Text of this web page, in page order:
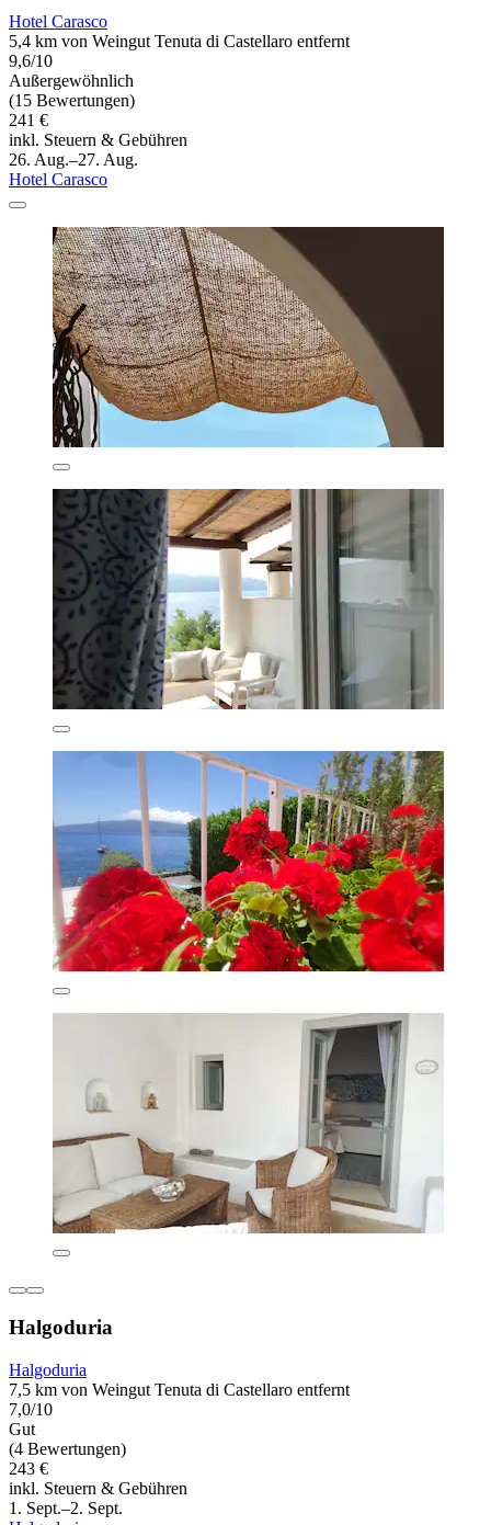
Hotel Carasco
5,4 km von Weingut Tenuta di Castellaro entfernt
9,6/10
Außergewöhnlich
(15 Bewertungen)
241 €
inkl. Steuern & Gebühren
26. Aug.–27. Aug.
Hotel Carasco
Halgoduria
Halgoduria
7,5 km von Weingut Tenuta di Castellaro entfernt
7,0/10
Gut
(4 Bewertungen)
243 €
inkl. Steuern & Gebühren
1. Sept.–2. Sept.